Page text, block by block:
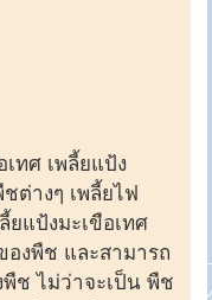
เทศ เพลี้ยแป้ง
ต่างๆ เพลี้ยไฟ
ยแป้งมะเขือเทศ
องพืช และสามารถ
พืช ไม่ว่าจะเป็น พืช